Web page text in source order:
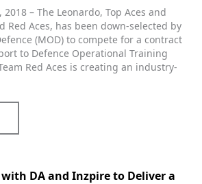
– The Leonardo, Top Aces and
Red Aces, has been down-selected by
(MOD) to compete for a contract
to Defence Operational Training
Red Aces is creating an industry-
DA and Inzpire to Deliver a